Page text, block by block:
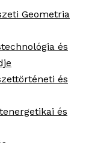
Geometria
és
és
és